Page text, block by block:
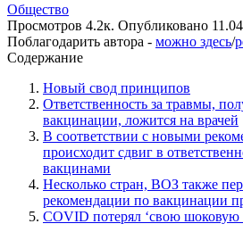
Общество
Просмотров 4.2к. Опубликовано
Поблагодарить автора - можно здесь/
Содержание
Новый свод принципов
Ответственность за травмы,
вакцинации, ложится на врачей
В соответствии с новыми
происходит сдвиг в
вакцинами
Несколько стран, ВОЗ также
рекомендации по вакцинации
COVID потерял ‘свою шоковую